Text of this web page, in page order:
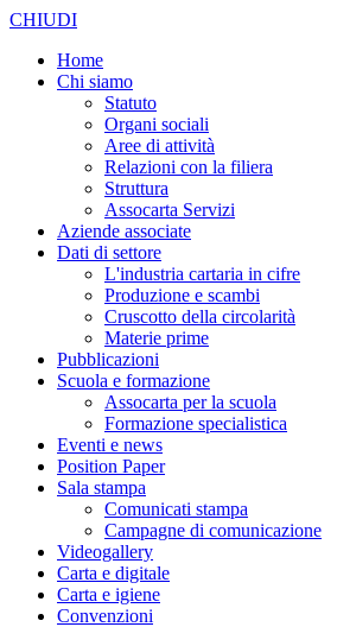
CHIUDI
Home
Chi siamo
Statuto
Organi sociali
Aree di attività
Relazioni con la filiera
Struttura
Assocarta Servizi
Aziende associate
Dati di settore
L'industria cartaria in cifre
Produzione e scambi
Cruscotto della circolarità
Materie prime
Pubblicazioni
Scuola e formazione
Assocarta per la scuola
Formazione specialistica
Eventi e news
Position Paper
Sala stampa
Comunicati stampa
Campagne di comunicazione
Videogallery
Carta e digitale
Carta e igiene
Convenzioni